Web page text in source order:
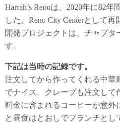
Harrah’s Renoは、2020年に82
した。Reno City Centerとして再
開発プロジェクトは、チャプタ
す。
下記は当時の記録です。
注文してから作ってくれる中華
でナイス。クレープも注文して
料金に含まれるコーヒーが意外
と昼食はとおしでブランチとし